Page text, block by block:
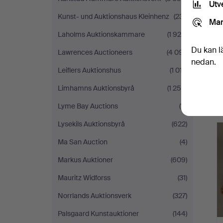
Kunst- und Auktionshaus Kleinhenz (231)
Laholms Auktionskammare
(1 929)
Lawrences Auctioneers
(4 091)
Leiflers Auktionshus
(1 017)
Limhamns Auktionsbyrå
(1 250)
Lyme Bay Auctions
(11)
Lysekils Auktionsbyrå
(622)
Ma San Auction
(4)
Markus Auktioner
(609)
Mauritz Widforss
(31)
Norrlands Auktionsverk
(327)
Palsgaard Kunstauktioner
(144)
Du kan
nedan.